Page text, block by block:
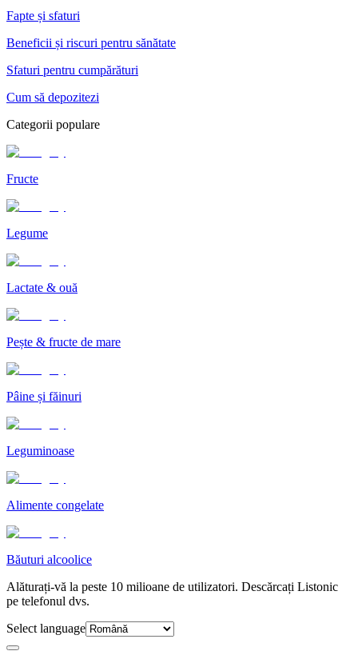
Fapte și sfaturi
Beneficii și riscuri pentru sănătate
Sfaturi pentru cumpărături
Cum să depozitezi
Categorii populare
Fructe
Legume
Lactate & ouă
Pește & fructe de mare
Pâine și făinuri
Leguminoase
Alimente congelate
Băuturi alcoolice
Alăturați-vă la peste 10 milioane de utilizatori. Descărcați Listonic
pe telefonul dvs.
Select language